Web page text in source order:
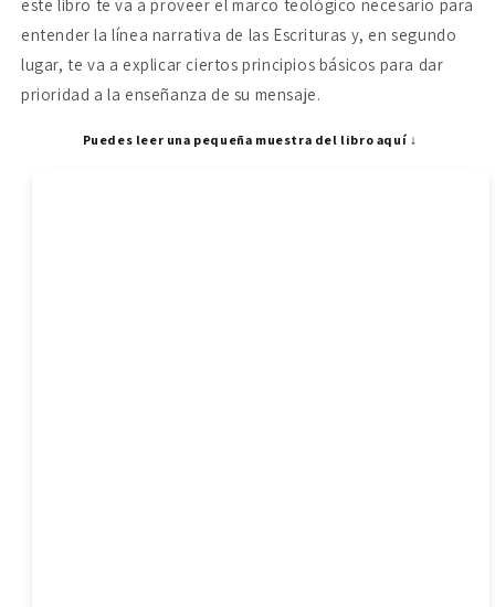
este libro te va a proveer el marco teológico necesario para
entender la línea narrativa de las Escrituras y, en segundo
lugar, te va a explicar ciertos principios básicos para dar
prioridad a la enseñanza de su mensaje.
Puedes leer una pequeña muestra del libro aquí ↓